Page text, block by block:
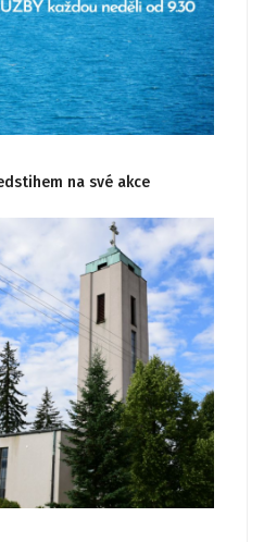
na své akce